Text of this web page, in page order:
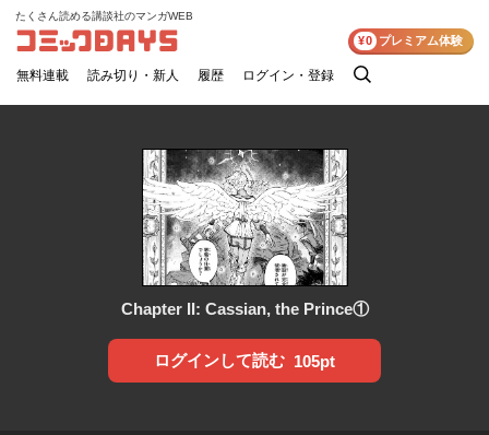
コミックDAYS
たくさん読める講談社のマンガWEB
無料連載 読み切り・新人 履歴 ログイン・登録
検
¥0 プレミアム体験
Chapter II: Cassian, the Prince①
ログインして読む 105pt